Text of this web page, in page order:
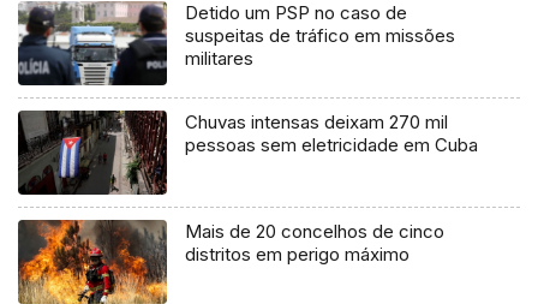
Detido um PSP no caso de
suspeitas de tráfico em missões
militares
Chuvas intensas deixam 270 mil
pessoas sem eletricidade em Cuba
Mais de 20 concelhos de cinco
distritos em perigo máximo